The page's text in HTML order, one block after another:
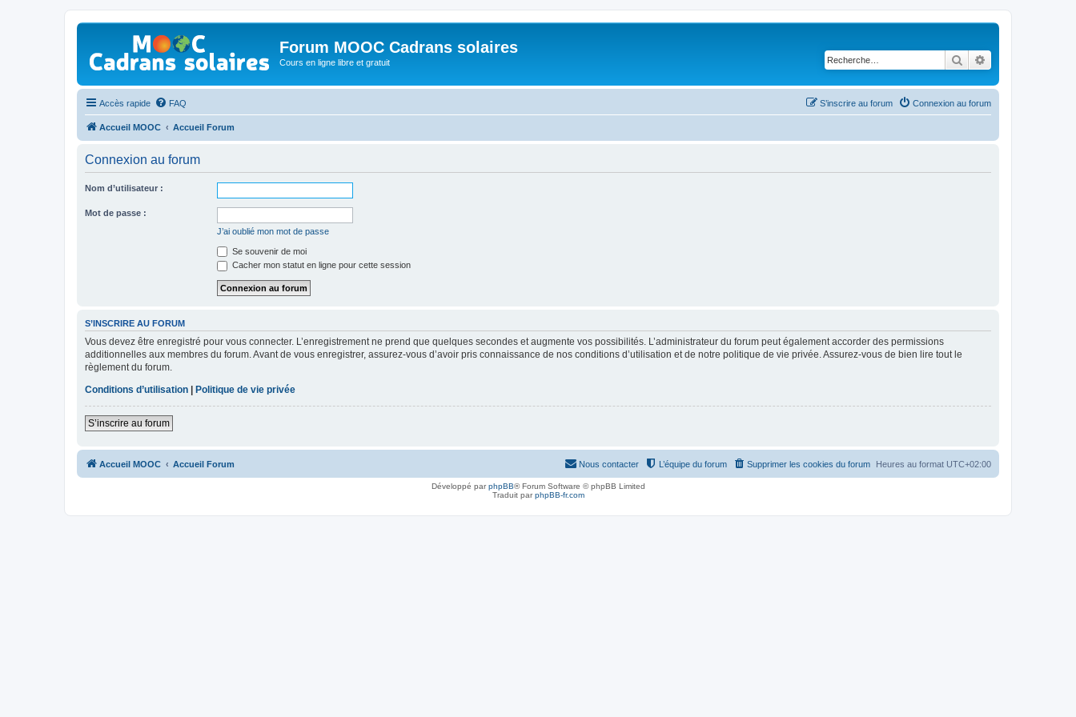
Forum MOOC Cadrans solaires
Cours en ligne libre et gratuit Rechercher
Accès rapide FAQ Connexion au forum
S’inscrire au forum
Accueil MOOC Accueil Forum
Connexion au forum
Nom d’utilisateur :
Mot de passe :
J’ai oublié mon mot de passe
Se souvenir de moi
Cacher mon statut en ligne pour cette session
S’INSCRIRE AU FORUM
Vous devez être enregistré pour vous connecter. L’enregistrement ne prend que quelques secondes et augmente vos possibilités. L’administrateur du forum peut également accorder des permissions
additionnelles aux membres du forum. Avant de vous enregistrer, assurez-vous d’avoir pris connaissance de nos conditions d’utilisation et de notre politique de vie privée. Assurez-vous de bien lire tout le
règlement du forum.
Conditions d’utilisation
Politique de vie privée
S’inscrire au forum
Accueil MOOC Accueil Forum Heures au format UTC+02:00
Supprimer les cookies du forum
L’équipe du forum
Nous contacter
Développé parphpBB® Forum Software © phpBB Limited
Traduit parphpBB-fr.com